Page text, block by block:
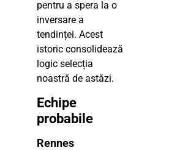
pentru a spera la o
inversare a
tendinței. Acest
istoric consolidează
logic selecția
noastră de astăzi.
Echipe
probabile
Rennes